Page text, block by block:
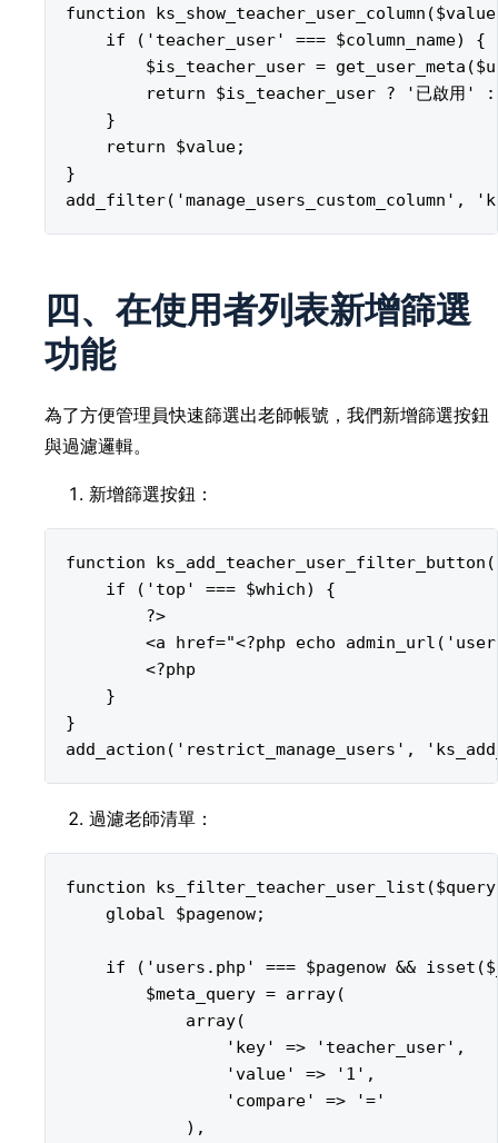
function
    if ('teacher_user' === $column_name) {
$is_teacher_user =
return $is_teacher_user ? '已啟用'
    }
    return $value;
}
四、在使用者列表新增篩選
功能
為了方便管理員快速篩選出老師帳號，我們新增篩選按鈕
與過濾邏輯。
新增篩選按鈕：
function
    if ('top' === $which) {
        ?>
<a href="<?php echo
        <?php
    }
}
過濾老師清單：
function
    global $pagenow;
if ('users.php' === $pagenow &&
        $meta_query = array(
            array(
                'key' => 'teacher_user',
                'value' => '1',
                'compare' => '='
            ),